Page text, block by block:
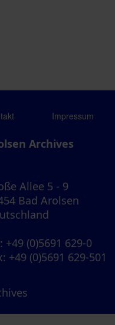
Impressum
Archives
Allee 5 - 9
Bad Arolsen
: +49 (0)5691 629-0
: +49 (0)5691 629-501